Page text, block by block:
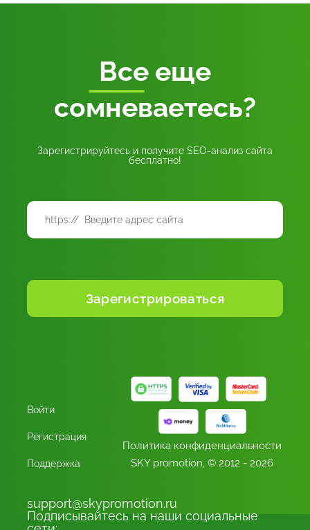
Все еще
сомневаетесь?
Зарегистрируйтесь и получите SEO-анализ сайта
бесплатно!
Войти
Регистрация
Поддержка
Политика конфиденциальности
SKY promotion, © 2012 - 2026
support@skypromotion.ru
Подписывайтесь на наши социальные